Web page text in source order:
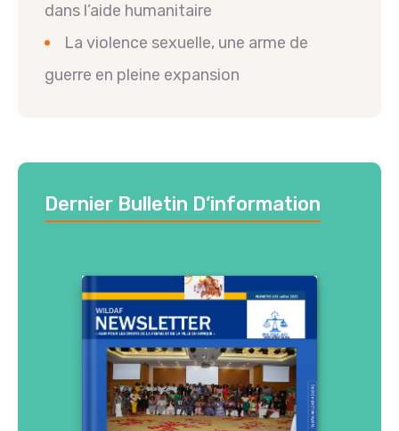
dans l’aide humanitaire
La violence sexuelle, une arme de
guerre en pleine expansion
Dernier Bulletin D’information